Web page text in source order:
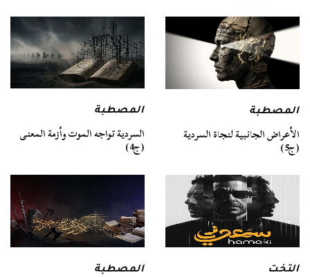
المصطبة
الأعراض الجانبية لنجاة السردية
(ج5)
المصطبة
السردية تواجه الموت وأزمة المعنى
(ج4)
التخت المصطبة